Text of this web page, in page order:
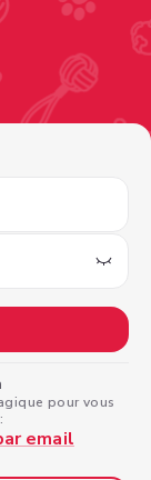
pour vous
email
f21d-